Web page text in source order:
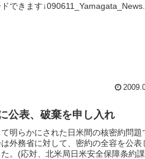
できます
公表、破棄を申し入れ
明らかにされた日米間の核密約問題
外務省に対して、密約の全容を公表
。(応対、北米局日米安全保障条約